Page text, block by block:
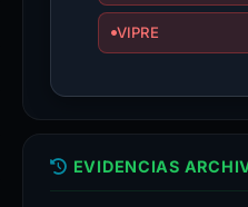
VIPRE
EVIDENCIAS